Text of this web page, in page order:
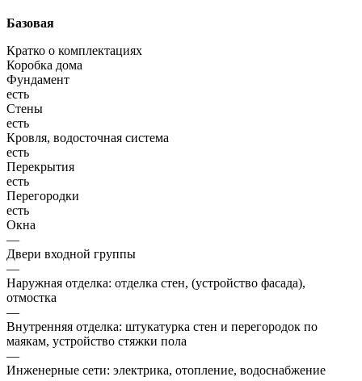
Базовая
Кратко о комплектациях
Коробка дома
Фундамент
есть
Стены
есть
Кровля, водосточная система
есть
Перекрытия
есть
Перегородки
есть
Окна
—
Двери входной группы
—
Наружная отделка: отделка стен, (устройство фасада),
отмостка
—
Внутренняя отделка: штукатурка стен и перегородок по
маякам, устройство стяжки пола
—
Инженерные сети: электрика, отопление, водоснабжение